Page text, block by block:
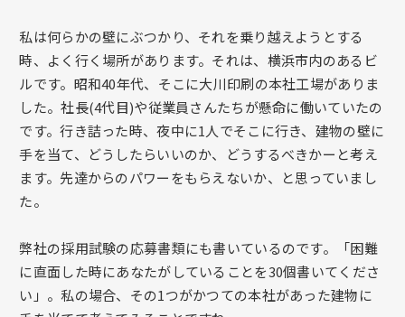
私は何らかの壁にぶつかり、それを乗り越えようとする
時、よく行く場所があります。それは、横浜市内のあるビ
ルです。昭和40年代、そこに大川印刷の本社工場がありま
した。社長(4代目)や従業員さんたちが懸命に働いていたの
です。行き詰った時、夜中に1人でそこに行き、建物の壁に
手を当て、どうしたらいいのか、どうするべきかーと考え
ます。先達からのパワーをもらえないか、と思っていまし
た。
弊社の採用試験の応募書類にも書いているのです。「困難
に直面した時にあなたがしていることを30個書いてくださ
い」。私の場合、その1つがかつての本社があった建物に